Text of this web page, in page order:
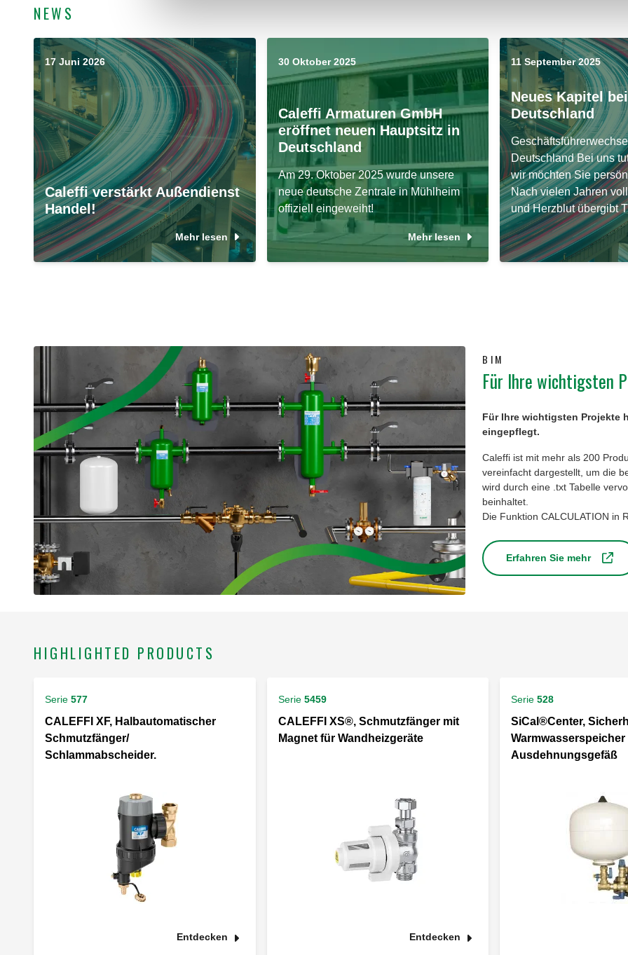
NEWS
17 Juni 2026
Caleffi verstärkt Außendienst
Handel!
Mehr lesen
30 Oktober 2025
Caleffi Armaturen GmbH
eröffnet neuen Hauptsitz in
Deutschland
Am 29. Oktober 2025 wurde unsere
neue deutsche Zentrale in Mühlheim
offiziell eingeweiht!
Mehr lesen
11 September 2025
Neues Kapitel
Deutschland
Deutschland Bei uns
wir möchten Sie
Nach vielen Jahren
und Herzblut übergibt
BIM
Für Ihre wichtigsten
Für Ihre wichtigsten Projekte
eingepflegt.
Caleffi ist mit mehr als 200
vereinfacht dargestellt, um die
wird durch eine .txt Tabelle
beinhaltet.
Die Funktion CALCULATION in
Erfahren Sie mehr
HIGHLIGHTED PRODUCTS
Serie 577
CALEFFI XF, Halbautomatischer
Schmutzfänger/
Schlammabscheider.
Entdecken
Serie 5459
CALEFFI XS®, Schmutzfänger mit
Magnet für Wandheizgeräte
Entdecken
Serie 528
SiCal®Center,
Warmwasserspeicher
Ausdehnungsgefäß